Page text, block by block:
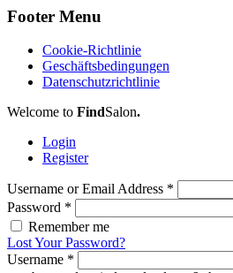
Footer Menu
Cookie-Richtlinie
Geschäftsbedingungen
Datenschutzrichtlinie
Welcome to FindSalon.
Login
Register
Username or Email Address *
Password *
Remember me
Lost Your Password?
Username *